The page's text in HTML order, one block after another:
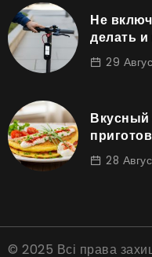
Не
делать и
29
Вкусный
28
© 2025 Всі права